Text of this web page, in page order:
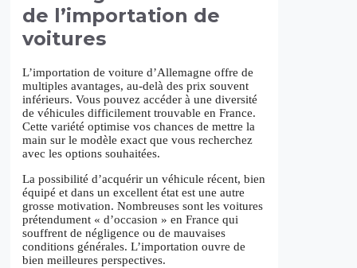
de l’importation de
voitures
L’importation de voiture d’Allemagne offre de
multiples avantages, au-delà des prix souvent
inférieurs. Vous pouvez accéder à une diversité
de véhicules difficilement trouvable en France.
Cette variété optimise vos chances de mettre la
main sur le modèle exact que vous recherchez
avec les options souhaitées.
La possibilité d’acquérir un véhicule récent, bien
équipé et dans un excellent état est une autre
grosse motivation. Nombreuses sont les voitures
prétendument « d’occasion » en France qui
souffrent de négligence ou de mauvaises
conditions générales. L’importation ouvre de
bien meilleures perspectives.